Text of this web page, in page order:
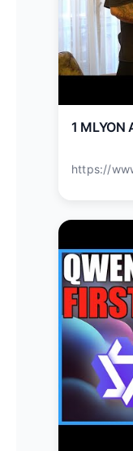
1 MLYON
https://